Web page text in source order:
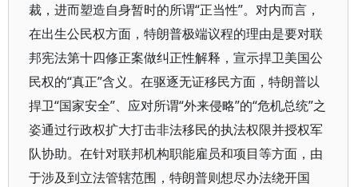
裁，进而塑造自身暂时的所谓“正当性”。对内而言，
在出生公民权方面，特朗普极端议程的理由是要对联
邦宪法第十四修正案做纠正性解释，宣示捍卫美国公
民权的“真正”含义。在驱逐无证移民方面，特朗普以
捍卫“国家安全”、应对所谓“外来侵略”的“危机总统”之
姿通过行政权扩大打击非法移民的执法权限并授权军
队协助。在针对联邦机构职能雇员和项目等方面，由
于涉及到立法管辖范围，特朗普则想尽办法绕开国